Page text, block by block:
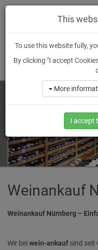
wein-
Weinankauf
Weinankauf Nürnberg –
Wir beiwein-ankauf sind seit
This
To use this website fully,
By clicking "I accept
More
I accept